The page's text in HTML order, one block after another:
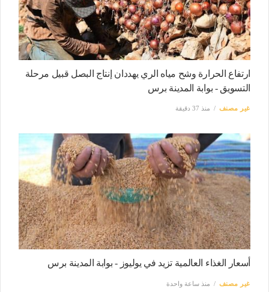
ارتفاع الحرارة وشح مياه الري يهددان إنتاج البصل قبيل مرحلة
التسويق - بوابة المدينة برس
غير مصنف منذ 37 دقيقة
أسعار الغذاء العالمية تزيد في يوليوز - بوابة المدينة برس
غير مصنف منذ ساعة واحدة